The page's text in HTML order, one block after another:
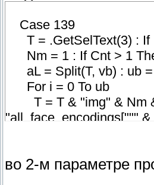
Case 139
T = .GetSelText(3) : If
Nm = 1 : If Cnt > 1
aL = Split(T, vb) : ub =
For i = 0 To ub
T = T & "img" & Nm &
"all_face_encodings["""
V = 1 : C = 0
во 2-м параметре